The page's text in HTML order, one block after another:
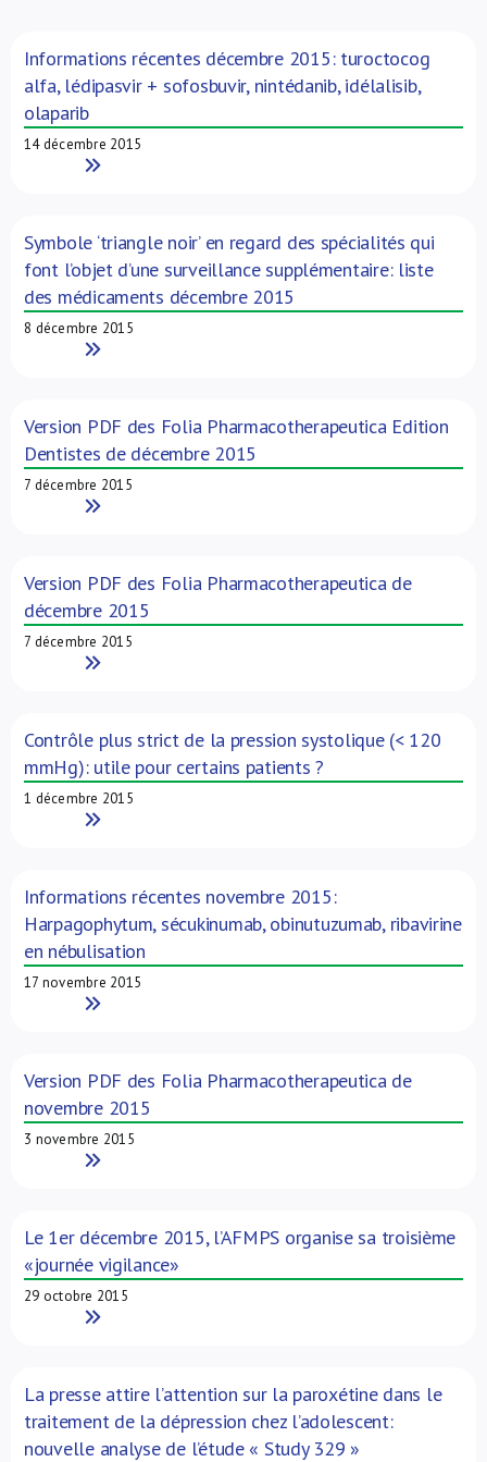
NL
Informations récentes décembre 2015: turoctocog
alfa, lédipasvir + sofosbuvir, nintédanib, idélalisib,
olaparib
14 décembre 2015
Read More
Symbole ‘triangle noir’ en regard des spécialités qui
font l’objet d’une surveillance supplémentaire: liste
des médicaments décembre 2015
8 décembre 2015
Read More
Version PDF des Folia Pharmacotherapeutica Edition
Dentistes de décembre 2015
7 décembre 2015
Read More
Version PDF des Folia Pharmacotherapeutica de
décembre 2015
7 décembre 2015
Read More
Contrôle plus strict de la pression systolique (< 120
mmHg): utile pour certains patients ?
1 décembre 2015
Read More
Informations récentes novembre 2015:
Harpagophytum, sécukinumab, obinutuzumab, ribavirine
en nébulisation
17 novembre 2015
Read More
Version PDF des Folia Pharmacotherapeutica de
novembre 2015
3 novembre 2015
Read More
Le 1er décembre 2015, l’AFMPS organise sa troisième
«journée vigilance»
29 octobre 2015
Read More
La presse attire l’attention sur la paroxétine dans le
traitement de la dépression chez l’adolescent:
nouvelle analyse de l’étude « Study 329 »